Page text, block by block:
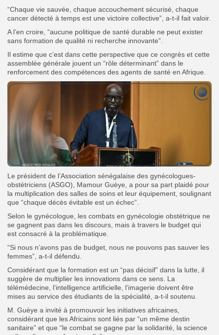
“Chaque vie sauvée, chaque accouchement sécurisé, chaque
cancer détecté à temps est une victoire collective”, a-t-il fait valoir.
A l’en croire, “aucune politique de santé durable ne peut exister
sans formation de qualité ni recherche innovante”.
Il estime que c’est dans cette perspective que ce congrès et cette
assemblée générale jouent un “rôle déterminant” dans le
renforcement des compétences des agents de santé en Afrique.
Le président de l’Association sénégalaise des gynécologues-
obstétriciens (ASGO), Mamour Guèye, a pour sa part plaidé pour
la multiplication des salles de soins et leur équipement, soulignant
que “chaque décès évitable est un échec”.
Selon le gynécologue, les combats en gynécologie obstétrique ne
se gagnent pas dans les discours, mais à travers le budget qui
est consacré à la problématique.
“Si nous n’avons pas de budget, nous ne pouvons pas sauver les
femmes”, a-t-il défendu.
Considérant que la formation est un “pas décisif” dans la lutte, il
suggère de multiplier les innovations dans ce sens. La
télémédecine, l’intelligence artificielle, l’imagerie doivent être
mises au service des étudiants de la spécialité, a-t-il soutenu.
M. Guèye a invité à promouvoir les initiatives africaines,
considérant que les Africains sont liés par “un même destin
sanitaire” et que “le combat se gagne par la solidarité, la science